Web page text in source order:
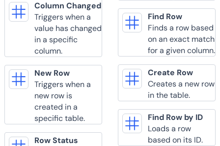
Column Changed
Triggers when a
value has changed
in a specific
column.
New Row
Triggers when a
new row is
created in a
specific table.
Row Status
Find Row
Finds a row based
on an exact match
for a given column.
Create Row
Creates a new row
in the table.
Find Row by ID
Loads a row
based on its ID.